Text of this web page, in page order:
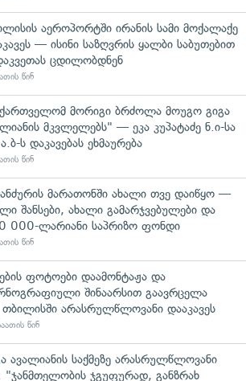
აეროპორტში ირანის სამი მოქალაქე
— ისინი საზღვრის ყალბი საბუთებით
ცდილობდნენ
წინ
მორიგი ბრძოლა მოუგო გიგა
მკვლელებს" — ეკა კუპატაძე ნ.ი-სა
ს დაკავებას ეხმაურება
წინ
მარათონში ახალი თვე დაიწყო —
შანსები, ახალი გამარჯვებულები და
000-ლარიანი საპრიზო ფონდი
წინ
ფოტოები დაამონტაჟა და
შინაარსით გაავრცელა
არასრულწლოვანი დააკავეს
წინ
ავალიანის საქმეზე არასრულწლოვანი
"ჯანმთელობის ჯგუფურად, განზრახ